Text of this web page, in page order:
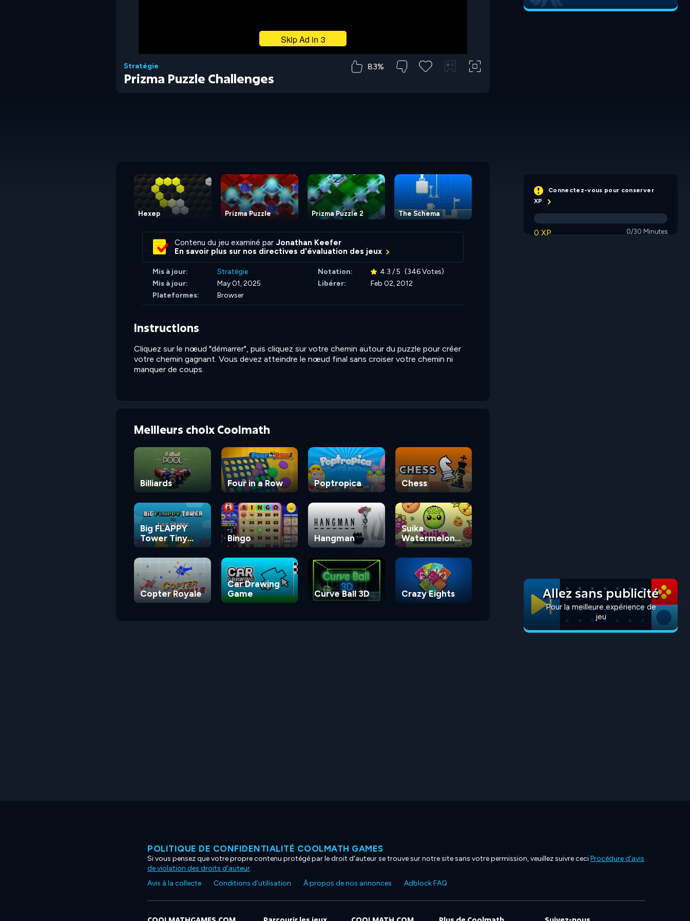
Stratégie 83%
Prizma Puzzle Challenges
Hexep Prizma Puzzle Prizma Puzzle 2 The Schema Number Sequence Long Way
Contenu du jeu examiné par Jonathan Keefer
En savoir plus sur nos directives d'évaluation des jeux
Mis à jour: Stratégie Notation: 4.3 / 5 (346 Votes)
Mis à jour:
May 01, 2025 Libérer:
Feb 02, 2012
Plateformes:
Browser
Instructions
Cliquez sur le nœud "démarrer", puis cliquez sur votre chemin autour du puzzle pour créer
votre chemin gagnant. Vous devez atteindre le nœud final sans croiser votre chemin ni
manquer de coups.
Meilleurs choix Coolmath
Billiards Four in a Row Poptropica Chess
Big FLAPPY
Tower Tiny
Square
Bingo Hangman
Suika
Watermelon
Game
Copter Royale
Car Drawing
Game
Curve Ball 3D Crazy Eights
Connectez-vous pour conserver
XP
0 XP 0/30 Minutes
Allez sans publicité
Pour la meilleure expérience de
jeu
POLITIQUE DE CONFIDENTIALITÉ COOLMATH GAMES
Si vous pensez que votre propre contenu protégé par le droit d'auteur se trouve sur notre site sans votre permission, veuillez suivre ceciProcédure d'avis
de violation des droits d'auteur.
Avis à la collecte
Conditions d'utilisation À propos de nos annonces Adblock FAQ